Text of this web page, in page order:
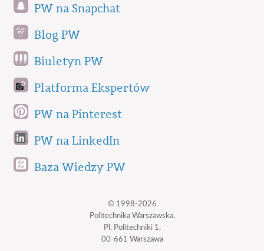
PW na Snapchat
Blog PW
Biuletyn PW
Platforma Ekspertów
PW na Pinterest
PW na LinkedIn
Baza Wiedzy PW
© 1998-2026
Politechnika Warszawska,
Pl. Politechniki 1,
00-661 Warszawa